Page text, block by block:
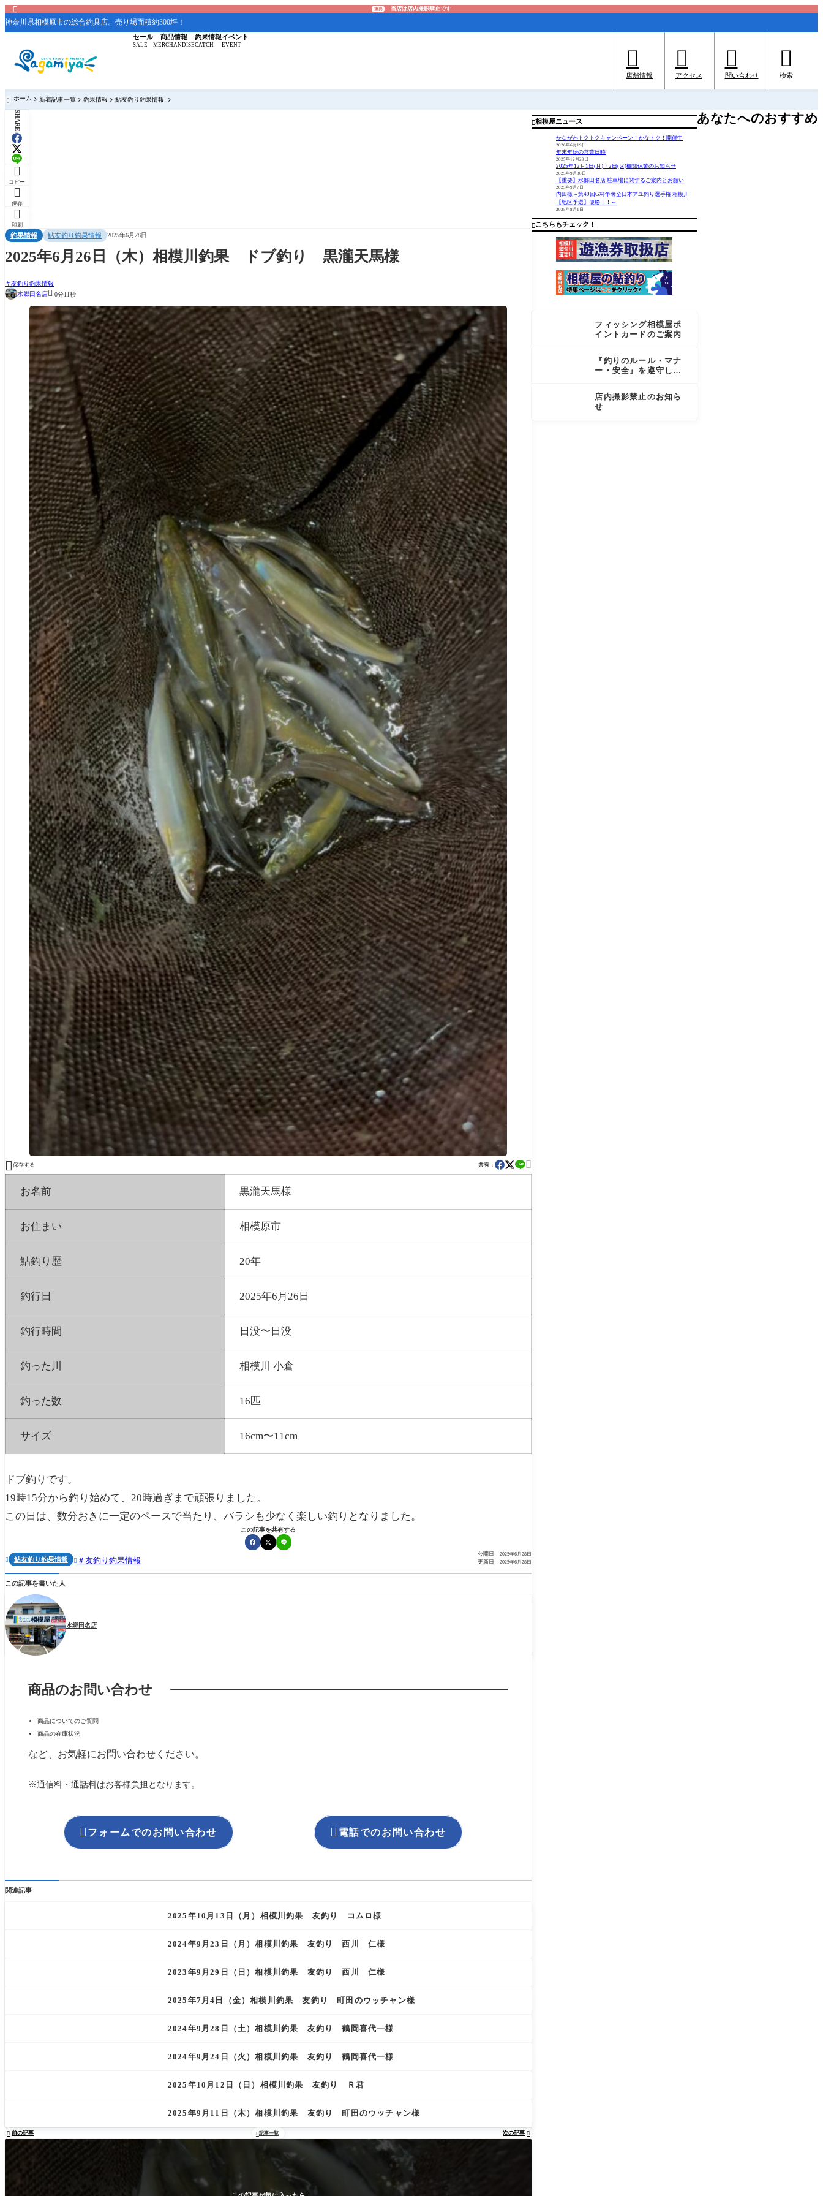
 重要 当店は店内撮影禁止です
神奈川県相模原市の総合釣具店。売り場面積約300坪！
セール
SALE
商品情報
MERCHANDISE
釣果情報
CATCH
イベント
EVENT

店舗情報

アクセス

問い合わせ

検索
 ホーム 新着記事一覧 釣果情報 鮎友釣り釣果情報
SHARE:

コピー

保存

印刷
釣果情報 鮎友釣り釣果情報 2025年6月28日
2025年6月26日（木）相模川釣果 ドブ釣り 黒瀧天馬様
友釣り釣果情報
水郷田名店 0分11秒
 保存する 共有： 
お名前 黒瀧天馬様
お住まい 相模原市
鮎釣り歴 20年
釣行日 2025年6月26日
釣行時間 日没〜日没
釣った川 相模川 小倉
釣った数 16匹
サイズ 16cm〜11cm
ドブ釣りです。
19時15分から釣り始めて、20時過ぎまで頑張りました。
この日は、数分おきに一定のペースで当たり、バラシも少なく楽しい釣りとなりました。
この記事を共有する
 鮎友釣り釣果情報  友釣り釣果情報
公開日： 2025年6月28日
更新日： 2025年6月28日
この記事を書いた人
水郷田名店
商品のお問い合わせ
商品についてのご質問
商品の在庫状況
など、お気軽にお問い合わせください。
※通信料・通話料はお客様負担となります。
 フォームでのお問い合わせ  電話でのお問い合わせ
関連記事
2025年10月13日（月）相模川釣果 友釣り コムロ様
2024年9月23日（月）相模川釣果 友釣り 西川 仁様
2023年9月29日（日）相模川釣果 友釣り 西川 仁様
2025年7月4日（金）相模川釣果 友釣り 町田のウッチャン様
2024年9月28日（土）相模川釣果 友釣り 鶴岡喜代一様
2024年9月24日（火）相模川釣果 友釣り 鶴岡喜代一様
2025年10月12日（日）相模川釣果 友釣り Ｒ君
2025年9月11日（木）相模川釣果 友釣り 町田のウッチャン様
 前の記事 記事一覧 次の記事 
相模屋ニュース
かながわトクトクキャンペーン！かなトク！開催中
2026年6月19日
年末年始の営業日時
2025年12月29日
2025年12月1日(月)・2日(火)棚卸休業のお知らせ
2025年9月30日
【重要】水郷田名店 駐車場に関するご案内とお願い
2025年9月7日
内田様～第49回G杯争奪全日本アユ釣り選手権 相模川
【地区予選】優勝！！～
2025年8月1日
こちらもチェック！
フィッシング相模屋ポ
イントカードのご案内
『釣りのルール・マナ
ー・安全』を遵守しま
店内撮影禁止のお知ら
せ
あなたへのおすすめ